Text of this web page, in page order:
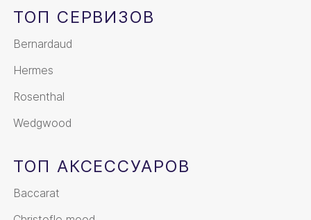
ТОП СЕРВИЗОВ
Bernardaud
Hermes
Rosenthal
Wedgwood
ТОП АКСЕССУАРОВ
Baccarat